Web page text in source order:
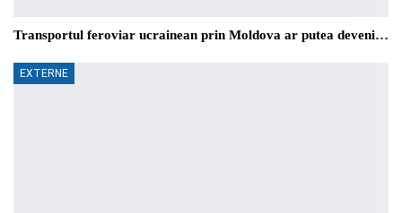
Transportul feroviar ucrainean prin Moldova ar putea deveni…
EXTERNE